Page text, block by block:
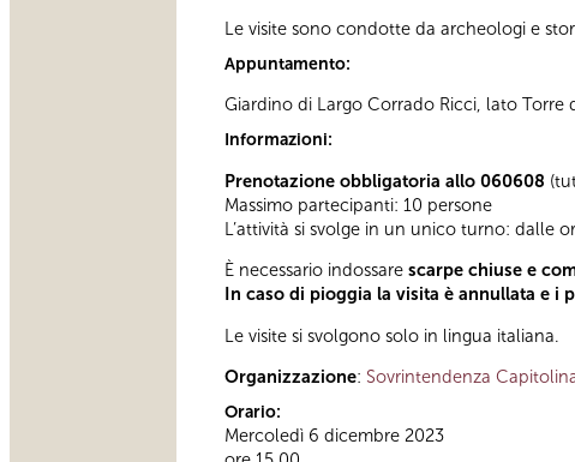
Le visite sono condotte da archeologi e
Appuntamento:
Giardino di Largo Corrado Ricci, lato Torre
Informazioni:
Prenotazione obbligatoria allo 060608
Massimo partecipanti: 10 persone
L’attività si svolge in un unico turno: dalle
È necessario indossare scarpe chiuse e
In caso di pioggia la visita è annullata e
Le visite si svolgono solo in lingua italiana.
Organizzazione: Sovrintendenza
Orario:
Mercoledì 6 dicembre 2023